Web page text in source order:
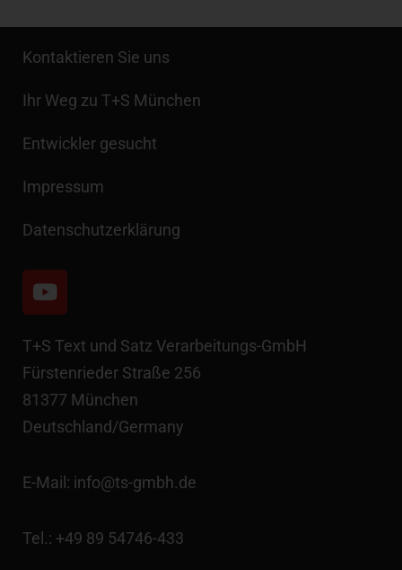
Kontaktieren Sie uns
Ihr Weg zu T+S München
Entwickler gesucht
Impressum
Datenschutzerklärung
Y
o
t
u
b
e
T+S Text und Satz Verarbeitungs-GmbH
Fürstenrieder Straße 256
81377 München
Deutschland/Germany
E-Mail: info@ts-gmbh.de
Tel.: +49 89 54746-433